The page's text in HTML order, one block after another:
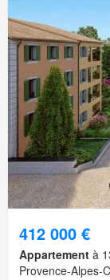
412 000 €
Appartement à
Provence-Alpes-